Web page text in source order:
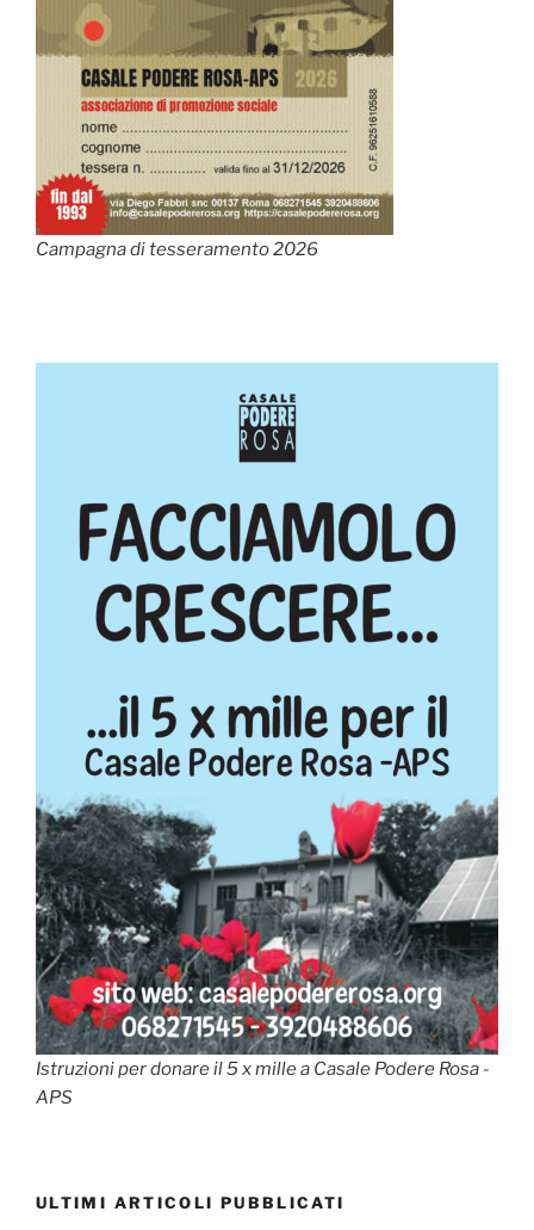
Campagna di tesseramento 2026
Istruzioni per donare il 5 x mille a Casale Podere Rosa -
APS
ULTIMI ARTICOLI PUBBLICATI